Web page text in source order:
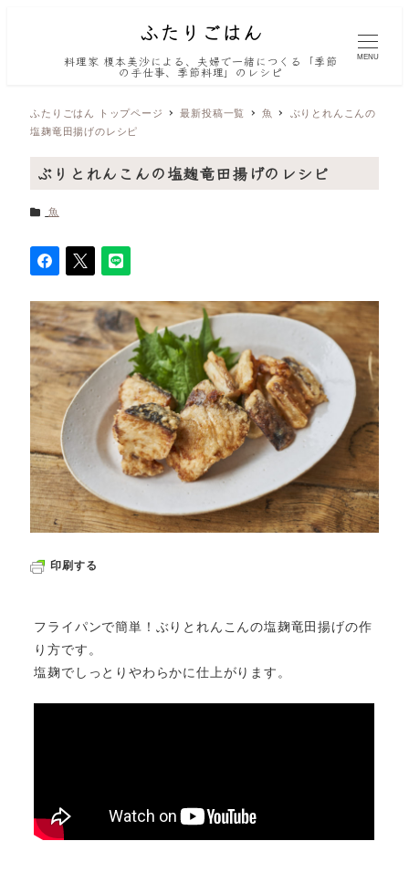
料理家 榎本美沙による、夫婦で一緒につくる「季節
の手仕事、季節料理」のレシピ
MENU
ふたりごはん トップページ 最新投稿一覧 魚
ぶりとれんこんの
塩麹竜田揚げのレシピ
ぶりとれんこんの塩麹竜田揚げのレシピ
カテゴリー
魚
印刷する
フライパンで簡単！ぶりとれんこんの塩麹竜田揚げの作
り方です。
塩麹でしっとりやわらかに仕上がります。